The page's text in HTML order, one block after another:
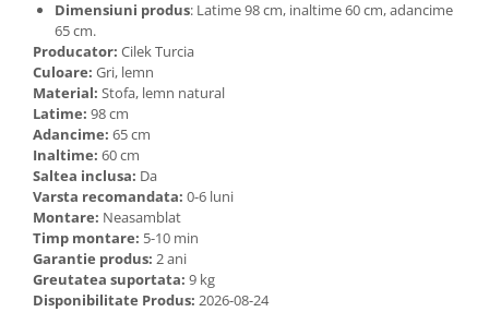
Dimensiuni produs: Latime 98 cm, inaltime 60 cm, adancime
65 cm.
Producator: Cilek Turcia
Culoare: Gri, lemn
Material: Stofa, lemn natural
Latime: 98 cm
Adancime: 65 cm
Inaltime: 60 cm
Saltea inclusa: Da
Varsta recomandata: 0-6 luni
Montare: Neasamblat
Timp montare: 5-10 min
Garantie produs: 2 ani
Greutatea suportata: 9 kg
Disponibilitate Produs: 2026-08-24